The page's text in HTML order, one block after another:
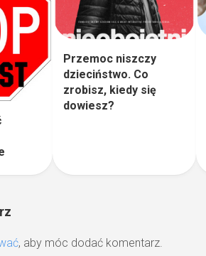
Przemoc niszczy
dzieciństwo. Co
zrobisz, kiedy się
dowiesz?
, aby móc dodać komentarz.